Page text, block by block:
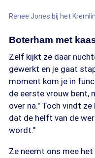
Renee Jones bij het Kremlin.
Boterham met
Zelf kijkt ze daar
gewerkt en je gaat
moment kom je in
de eerste vrouw bent,
over na." Toch vindt
dat de helft van de
wordt."
Ze neemt ons mee